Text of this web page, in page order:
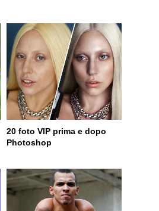
20 foto VIP prima e dopo
Photoshop